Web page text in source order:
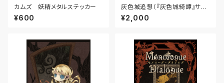
カムズ 妖精メタルステッカー
¥600
灰色城追想（『灰色城綺譚』サプ
リメント）
¥2,000